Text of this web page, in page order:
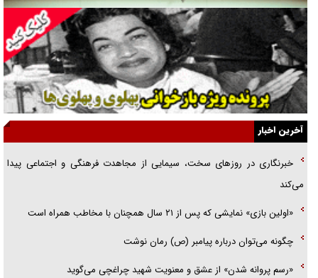
همه آقای دوربینی شده‌ایم!
قصه ناتمام سرویس مدارس
آیا مقاومت فلسطین خلع‌سلاح می‌شود؟
الگوی وحدت‌آفرین در ادراک سیاست خارجی
گفتگوی دکتر اخوان مدیرمسئول روزنامه جوان با برنامه تلویزیونی «نبرد
هرمز»
آخرین اخبار
خبرنگاری در روزهای سخت، سیمایی از مجاهدت فرهنگی و اجتماعی پیدا
می‌کند
«اولین بازی» نمایشی که پس از ۲۱ سال همچنان با مخاطب همراه است
چگونه می‌توان درباره پیامبر (ص) رمان نوشت
«رسم پروانه شدن» از عشق و معنویت شهید چراغچی می‌گوید